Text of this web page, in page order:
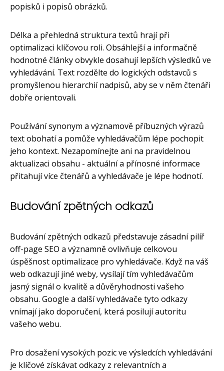
popisků i popisů obrázků.
Délka a přehledná struktura textů hrají při
optimalizaci klíčovou roli. Obsáhlejší a informačně
hodnotné články obvykle dosahují lepších výsledků ve
vyhledávání. Text rozdělte do logických odstavců s
promyšlenou hierarchií nadpisů, aby se v něm čtenáři
dobře orientovali.
Používání synonym a významově příbuzných výrazů
text obohatí a pomůže vyhledávačům lépe pochopit
jeho kontext. Nezapomínejte ani na pravidelnou
aktualizaci obsahu - aktuální a přínosné informace
přitahují více čtenářů a vyhledávače je lépe hodnotí.
Budování zpětných odkazů
Budování zpětných odkazů představuje zásadní pilíř
off-page SEO a významně ovlivňuje celkovou
úspěšnost optimalizace pro vyhledávače. Když na váš
web odkazují jiné weby, vysílají tím vyhledávačům
jasný signál o kvalitě a důvěryhodnosti vašeho
obsahu. Google a další vyhledávače tyto odkazy
vnímají jako doporučení, která posilují autoritu
vašeho webu.
Pro dosažení vysokých pozic ve výsledcích vyhledávání
je klíčové získávat odkazy z relevantních a